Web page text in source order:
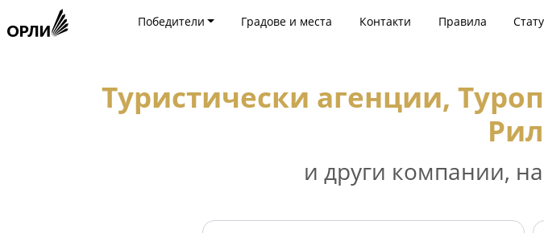
Победители Градове и места Контакти Правила
Туристически агенции,
и други компании,